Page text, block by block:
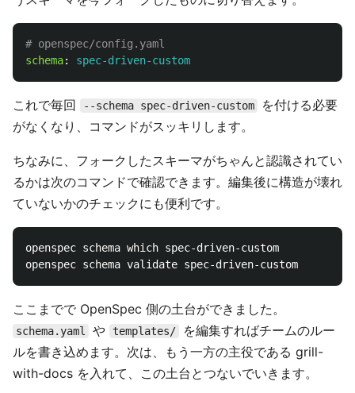
# openspec/config.yaml
schema: spec-driven-custom
これで毎回 --schema spec-driven-custom
を付ける必要
がなくなり、コマンドがスッキリします。
ちなみに、フォークしたスキーマがちゃんと認識されてい
るかは次のコマンドで確認できます。編集後に構造が壊れ
ていないかのチェックにも便利です。
openspec schema which spec-driven-custom
ここまでで OpenSpec 側の土台ができました。
schema.yaml や templates/
を編集すればチームのルー
ルを書き込めます。次は、もう一方の主役である grill-
with-docs を入れて、この土台とつないでいきます。